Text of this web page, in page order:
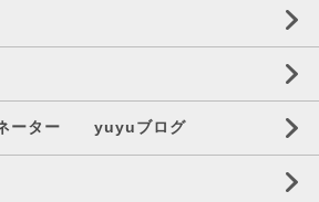
ネーター yuyuブログ